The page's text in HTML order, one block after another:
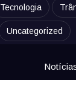
Tecnologia
Uncategorized